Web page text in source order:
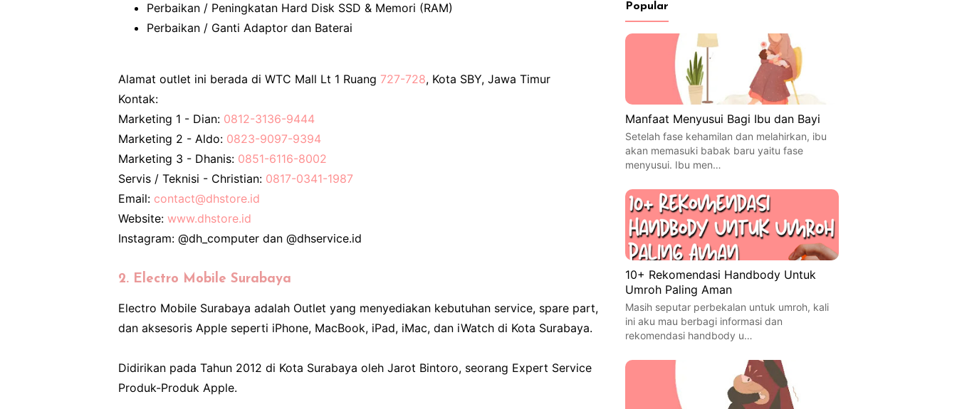
Perbaikan / Peningkatan Hard Disk SSD & Memori (RAM)
Perbaikan / Ganti Adaptor dan Baterai
Alamat outlet ini berada di WTC Mall Lt 1 Ruang 727-728, Kota SBY, Jawa Timur
Kontak:
Marketing 1 - Dian: 0812-3136-9444
Marketing 2 - Aldo: 0823-9097-9394
Marketing 3 - Dhanis: 0851-6116-8002
Servis / Teknisi - Christian: 0817-0341-1987
Email: contact@dhstore.id
Website: www.dhstore.id
Instagram: @dh_computer dan @dhservice.id
2. Electro Mobile Surabaya
Electro Mobile Surabaya adalah Outlet yang menyediakan kebutuhan service, spare part,
dan aksesoris Apple seperti iPhone, MacBook, iPad, iMac, dan iWatch di Kota Surabaya.
Didirikan pada Tahun 2012 di Kota Surabaya oleh Jarot Bintoro, seorang Expert Service
Produk-Produk Apple.
Popular
Manfaat Menyusui Bagi Ibu dan Bayi
Setelah fase kehamilan dan melahirkan, ibu
akan memasuki babak baru yaitu fase
menyusui. Ibu men…
10+ Rekomendasi Handbody Untuk
Umroh Paling Aman
Masih seputar perbekalan untuk umroh, kali
ini aku mau berbagi informasi dan
rekomendasi handbody u…